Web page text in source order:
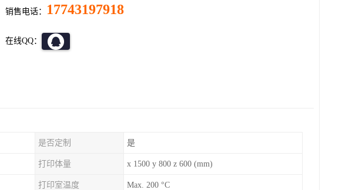
销售电话： 17743197918
在线QQ：
是否定制 是
打印体量 x 1500 y 800 z 600 (mm)
打印室温度 Max. 200 °C